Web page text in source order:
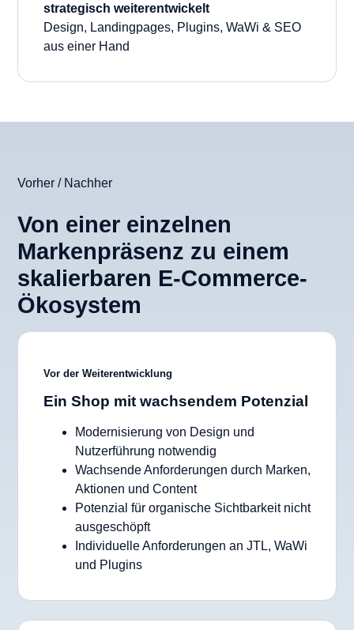
strategisch weiterentwickelt
Design, Landingpages, Plugins, WaWi & SEO
aus einer Hand
Vorher / Nachher
Von einer einzelnen
Markenpräsenz zu einem
skalierbaren E-Commerce-
Ökosystem
Vor der Weiterentwicklung
Ein Shop mit wachsendem Potenzial
Modernisierung von Design und
Nutzerführung notwendig
Wachsende Anforderungen durch Marken,
Aktionen und Content
Potenzial für organische Sichtbarkeit nicht
ausgeschöpft
Individuelle Anforderungen an JTL, WaWi
und Plugins